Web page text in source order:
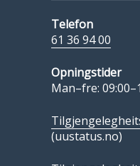
Telefon
61 36 94 00
Opningstider
Man–fre:
(uustatus.no)